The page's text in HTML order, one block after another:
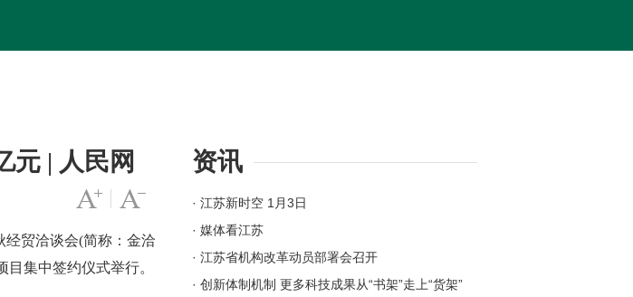
元 | 人民网
字号变小
贸洽谈会(简称：金洽
集中签约仪式举行。
资讯
· 江苏新时空 1月3日
· 媒体看江苏
· 江苏省机构改革动员部署会召开
· 创新体制机制 更多科技成果从“书架”走上“货架”